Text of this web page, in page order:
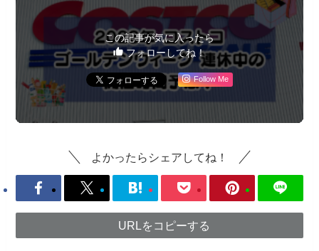
この記事が気に入ったら
フォローしてね！
Follow Me
よかったらシェアしてね！
URLをコピーする